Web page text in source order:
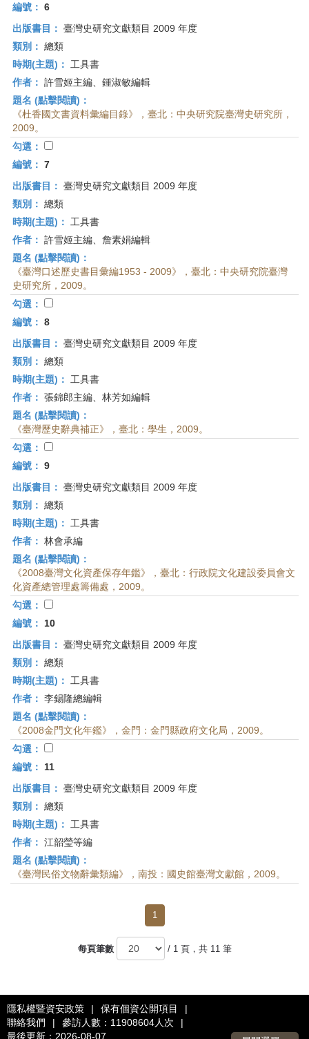
編號： 6
出版書目： 臺灣史研究文獻類目 2009 年度
類別： 總類
時期(主題)：
工具書
作者： 許雪姬主編、鍾淑敏編輯
題名 (點擊閱讀)：
《杜香國文書資料彙編目錄》，臺北：中央研究院臺灣史研究所，
2009。
勾選：
編號： 7
出版書目： 臺灣史研究文獻類目 2009 年度
類別： 總類
時期(主題)：
工具書
作者： 許雪姬主編、詹素娟編輯
題名 (點擊閱讀)：
《臺灣口述歷史書目彙編1953 - 2009》，臺北：中央研究院臺灣
史研究所，2009。
勾選：
編號： 8
出版書目： 臺灣史研究文獻類目 2009 年度
類別： 總類
時期(主題)：
工具書
作者： 張錦郎主編、林芳如編輯
題名 (點擊閱讀)：
《臺灣歷史辭典補正》，臺北：學生，2009。
勾選：
編號： 9
出版書目： 臺灣史研究文獻類目 2009 年度
類別： 總類
時期(主題)：
工具書
作者： 林會承編
題名 (點擊閱讀)：
《2008臺灣文化資產保存年鑑》，臺北：行政院文化建設委員會文
化資產總管理處籌備處，2009。
勾選：
編號：
10
出版書目： 臺灣史研究文獻類目 2009 年度
類別： 總類
時期(主題)：
工具書
作者： 李錫隆總編輯
題名 (點擊閱讀)：
《2008金門文化年鑑》，金門：金門縣政府文化局，2009。
勾選：
編號：
11
出版書目： 臺灣史研究文獻類目 2009 年度
類別： 總類
時期(主題)：
工具書
作者： 江韶瑩等編
題名 (點擊閱讀)：
《臺灣民俗文物辭彙類編》，南投：國史館臺灣文獻館，2009。
1
每頁筆數 / 1 頁，共 11 筆
隱私權暨資安政策 | 保有個資公開項目
|
聯絡我們
| 參訪人數：11908604人次
|
最後更新：2026-08-07